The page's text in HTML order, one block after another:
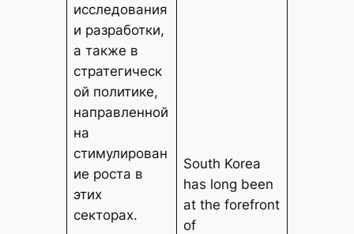
исследования
и разработки,
а также в
стратегическ
ой политике,
направленной
на
стимулирован
ие роста в
этих
секторах.
South Korea
has long been
at the forefront
of